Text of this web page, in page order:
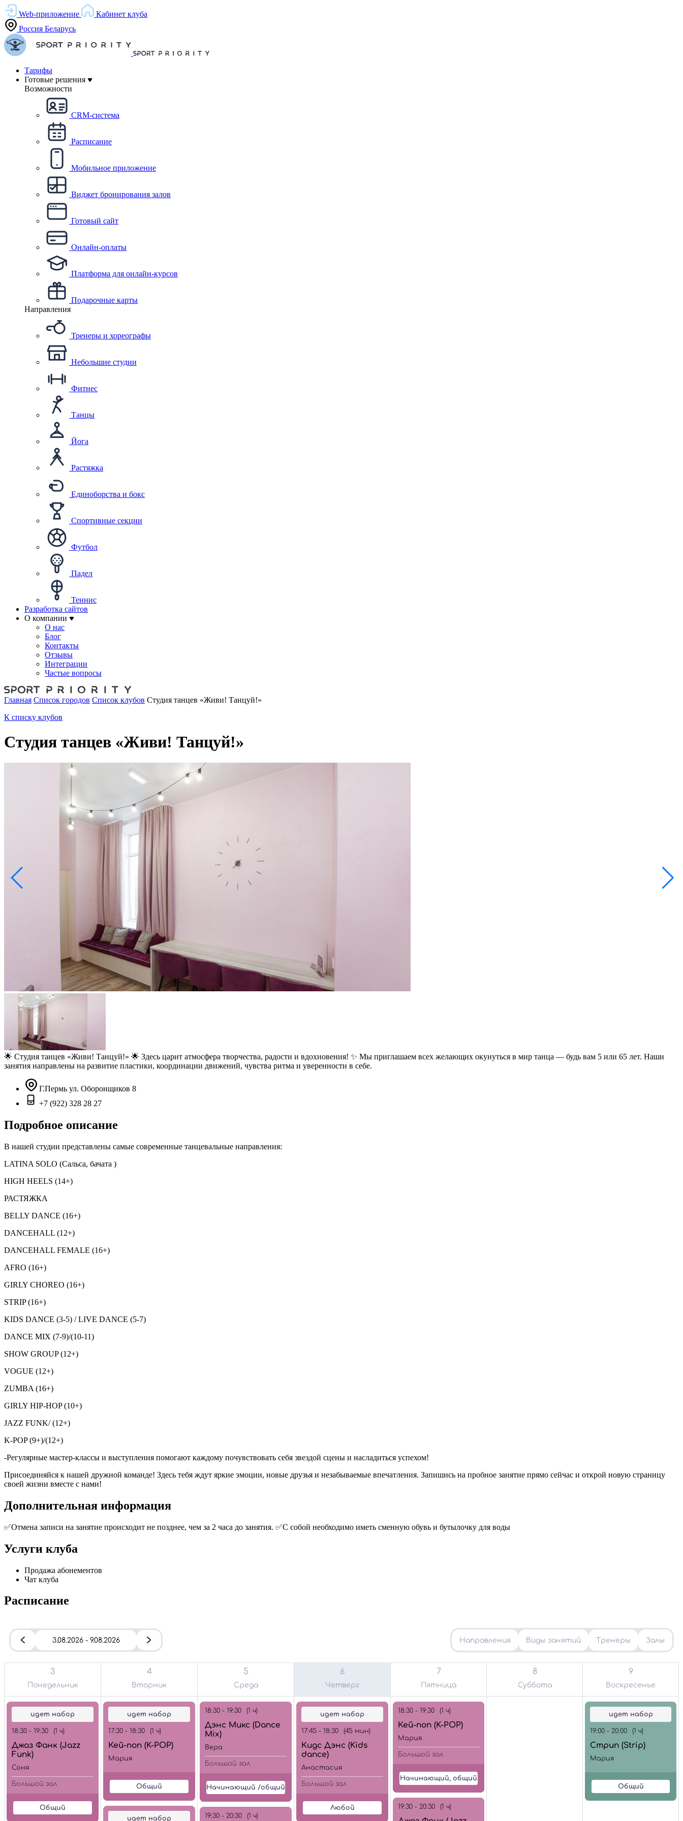
Web-приложение
Кабинет клуба
Россия Беларусь
Тарифы
Готовые решения
Возможности
CRM-система
Расписание
Мобильное приложение
Виджет бронирования залов
Готовый сайт
Онлайн-оплаты
Платформа для онлайн-курсов
Подарочные карты
Направления
Тренеры и хореографы
Небольшие студии
Фитнес
Танцы
Йога
Растяжка
Единоборства и бокс
Спортивные секции
Футбол
Падел
Теннис
Разработка сайтов
О компании
О нас
Блог
Контакты
Отзывы
Интеграции
Частые вопросы
Главная Список городов Список клубов Студия танцев «Живи! Танцуй!»
К списку клубов
Студия танцев «Живи! Танцуй!»
🌟 Студия танцев «Живи! Танцуй!» 🌟 Здесь царит атмосфера творчества, радости и вдохновения! ✨ Мы приглашаем всех желающих окунуться в мир танца — будь вам 5 или 65 лет. Наши
занятия направлены на развитие пластики, координации движений, чувства ритма и уверенности в себе.
Г.Пермь ул. Оборонщиков 8
+7 (922) 328 28 27
Подробное описание
В нашей студии представлены самые современные танцевальные направления:
LATINA SOLO (Сальса, бачата )
HIGH HEELS (14+)
РАСТЯЖКА
BELLY DANCE (16+)
DANCEHALL (12+)
DANCEHALL FEMALE (16+)
AFRO (16+)
GIRLY CHOREO (16+)
STRIP (16+)
KIDS DANCE (3-5) / LIVE DANCE (5-7)
DANCE MIX (7-9)/(10-11)
SHOW GROUP (12+)
VOGUE (12+)
ZUMBA (16+)
GIRLY HIP-HOP (10+)
JAZZ FUNK/ (12+)
K-POP (9+)/(12+)
-Регулярные мастер-классы и выступления помогают каждому почувствовать себя звездой сцены и насладиться успехом!
Присоединяйся к нашей дружной команде! Здесь тебя ждут яркие эмоции, новые друзья и незабываемые впечатления. Запишись на пробное занятие прямо сейчас и открой новую страницу
своей жизни вместе с нами!
Дополнительная информация
✅Отмена записи на занятие происходит не позднее, чем за 2 часа до занятия. ✅С собой необходимо иметь сменную обувь и бутылочку для воды
Услуги клуба
Продажа абонементов
Чат клуба
Расписание